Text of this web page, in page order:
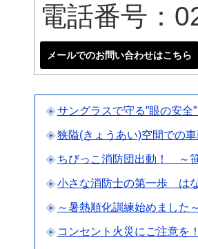
電話番号：
メールでのお問い合わせはこちら
サングラスで守る”眼の安
狭隘(きょうあい)空間での
ちびっこ消防団出動！ ～
小さな消防士の第一歩 は
～暑熱順化訓練始めました～
コンセント火災にご注意を！